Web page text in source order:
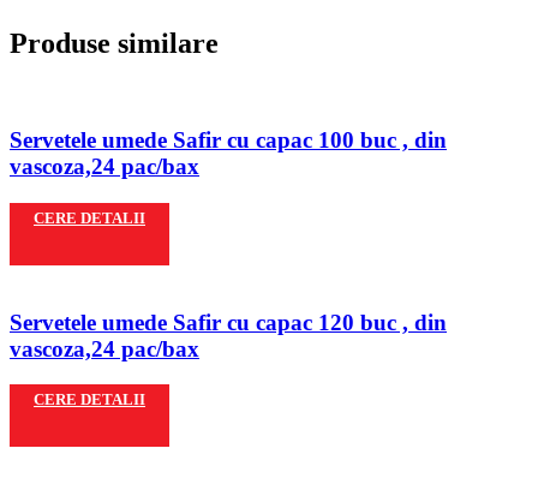
Produse similare
Servetele umede Safir cu capac 100 buc , din
vascoza,24 pac/bax
CERE DETALII
Servetele umede Safir cu capac 120 buc , din
vascoza,24 pac/bax
CERE DETALII